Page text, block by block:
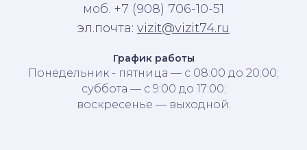
моб. +7 (908) 706-10-51
эл.почта: vizit@vizit74.ru
График работы
Понедельник - пятница — с 08:00 до 20:00;
суббота — с 9:00 до 17:00;
воскресенье — выходной.